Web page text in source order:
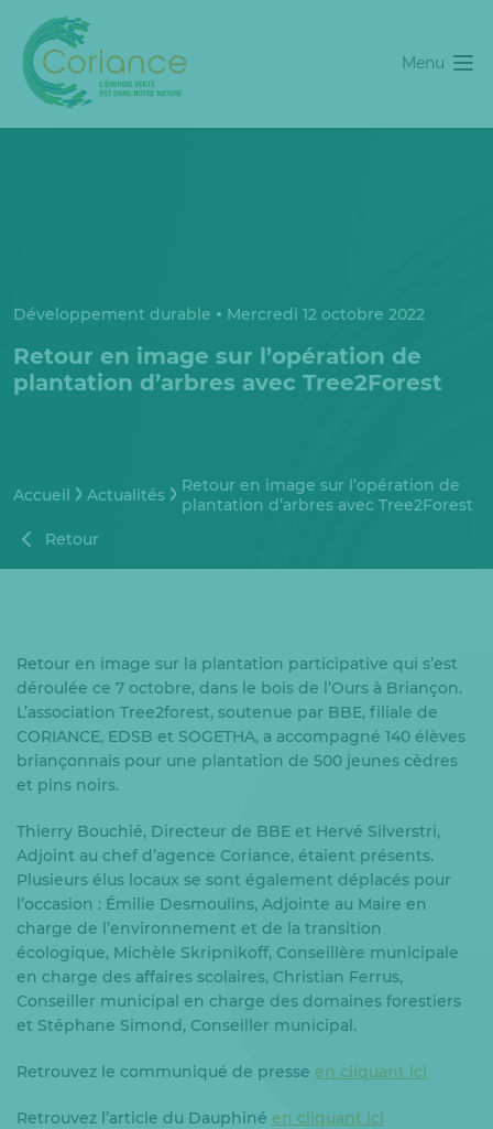
Menu
Développement durable Mercredi 12 octobre 2022
Retour en image sur l’opération de
plantation d’arbres avec Tree2Forest
Accueil Actualités
Retour en image sur l’opération de
plantation d’arbres avec Tree2Forest
Retour
Retour en image sur la plantation participative qui s’est
déroulée ce 7 octobre, dans le bois de l’Ours à Briançon.
L’association Tree2forest, soutenue par BBE, filiale de
CORIANCE, EDSB et SOGETHA, a accompagné 140 élèves
briançonnais pour une plantation de 500 jeunes cèdres
et pins noirs.
Thierry Bouchié, Directeur de BBE et Hervé Silverstri,
Adjoint au chef d’agence Coriance, étaient présents.
Plusieurs élus locaux se sont également déplacés pour
l’occasion : Émilie Desmoulins, Adjointe au Maire en
charge de l’environnement et de la transition
écologique, Michèle Skripnikoff, Conseillère municipale
en charge des affaires scolaires, Christian Ferrus,
Conseiller municipal en charge des domaines forestiers
et Stéphane Simond, Conseiller municipal.
Retrouvez le communiqué de presse en cliquant ici
Retrouvez l’article du Dauphiné en cliquant ici